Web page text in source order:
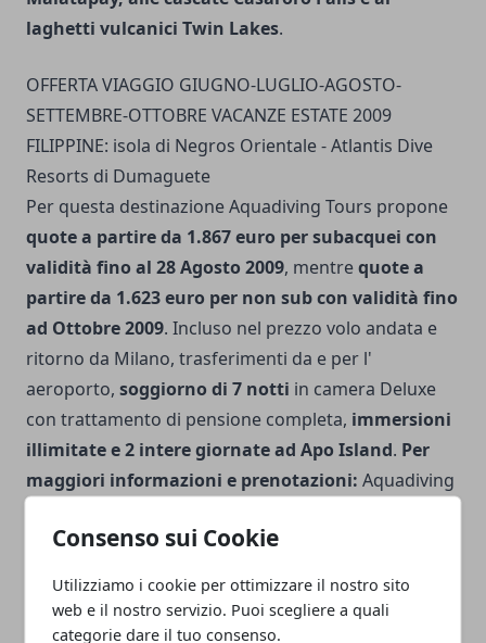
Consenso sui Cookie
Utilizziamo i cookie per ottimizzare il nostro sito
web e il nostro servizio. Puoi scegliere a quali
categorie dare il tuo consenso.
laghetti vulcanici Twin Lakes.
OFFERTA VIAGGIO GIUGNO-LUGLIO-AGOSTO-
SETTEMBRE-OTTOBRE VACANZE ESTATE 2009
FILIPPINE: isola di Negros Orientale - Atlantis Dive
Resorts di Dumaguete
Per questa destinazione Aquadiving Tours propone
quote a partire da 1.867 euro per subacquei con
validità fino al 28 Agosto 2009, mentrequote a
partire da 1.623 euro per non sub con validità fino
ad Ottobre 2009. Incluso nel prezzo volo andata e
ritorno da Milano, trasferimenti da e per l'
aeroporto, soggiorno di 7 notti in camera Deluxe
con trattamento di pensione completa, immersioni
illimitate e 2 intere giornate ad Apo Island. Per
maggiori informazioni e prenotazioni: Aquadiving